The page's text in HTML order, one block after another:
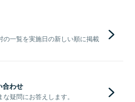
の一覧を実施日の新しい順に掲載
合わせ
疑問にお答えします。